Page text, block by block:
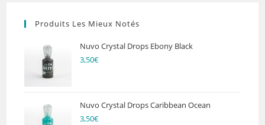
Produits Les Mieux Notés
Nuvo Crystal Drops Ebony Black
3,50€
Nuvo Crystal Drops Caribbean Ocean
3,50€